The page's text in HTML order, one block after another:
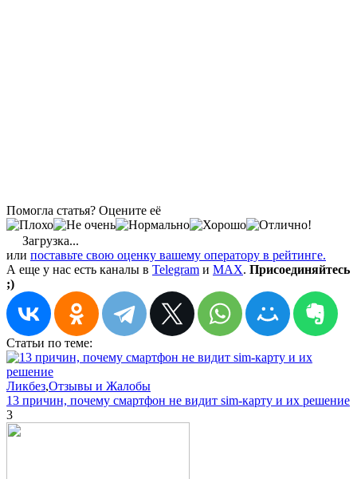
Помогла статья? Оцените её
Загрузка...
или поставьте свою оценку вашему оператору в рейтинге.
А еще у нас есть каналы в Telegram и MAX. Присоединяйтесь
;)
Cтатьи по теме:
Ликбез,Отзывы и Жалобы
13 причин, почему смартфон не видит sim-карту и их решение
3